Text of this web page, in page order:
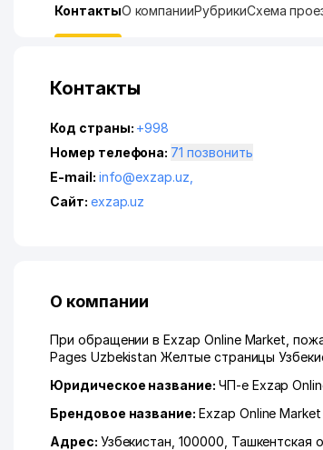
КонтактыО компанииРубрикиСхема
Контакты
Код страны: +998
Номер телефона:
71 позвонить
E-mail: info@exzap.uz
Сайт: exzap.uz
О компании
При обращении в Exzap Online Market,
Pages Uzbekistan Желтые страницы
Юридическое название: ЧП-е Exzap
Брендовое название: Exzap Online Market
Адрес: Узбекистан, 100000, Ташкентская